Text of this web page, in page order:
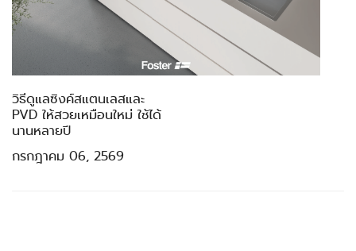
วิธีดูแลซิงค์สแตนเลสและ
PVD ให้สวยเหมือนใหม่ ใช้ได้
นานหลายปี
กรกฎาคม 06, 2569